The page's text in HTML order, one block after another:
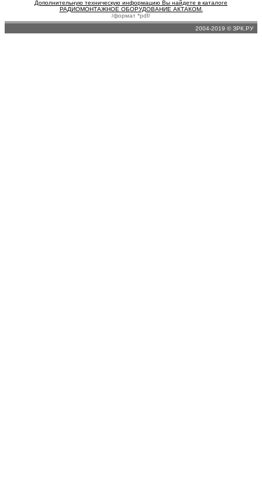
Дополнительную техническую информацию Вы найдете в каталоге
РАДИОМОНТАЖНОЕ ОБОРУДОВАНИЕ АКТАКОМ.
/формат *pdf/
2004-2019 © ЗРК.РУ